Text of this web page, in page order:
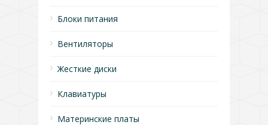
Блоки питания
Вентиляторы
Жесткие диски
Клавиатуры
Материнские платы